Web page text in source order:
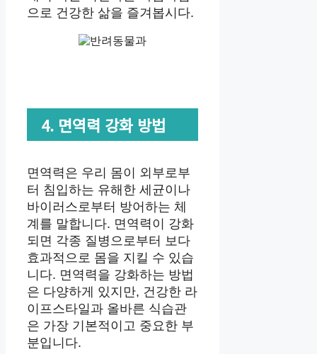
으로 건강한 삶을 즐겨봅시다.
4. 면역력 강화 방법
면역력은 우리 몸이 외부로부
터 침입하는 유해한 세균이나
바이러스로부터 방어하는 체
계를 말합니다. 면역력이 강화
되면 각종 질병으로부터 보다
효과적으로 몸을 지킬 수 있습
니다. 면역력을 강화하는 방법
은 다양하게 있지만, 건강한 라
이프스타일과 올바른 식습관
은 가장 기본적이고 중요한 부
분입니다.